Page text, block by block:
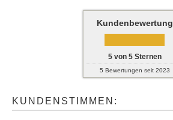
Kundenbewertung
5von 5Sternen
5 Bewertungen seit 2023
KUNDENSTIMMEN: